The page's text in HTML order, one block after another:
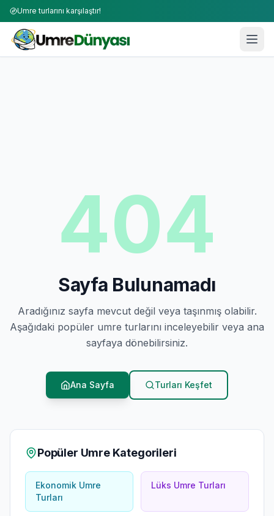
Umre turlarını karşılaştır!
404
Sayfa Bulunamadı
Aradığınız sayfa mevcut değil veya taşınmış olabilir.
Aşağıdaki popüler umre turlarını inceleyebilir veya ana
sayfaya dönebilirsiniz.
Ana Sayfa Turları Keşfet
Popüler Umre Kategorileri
Ekonomik Umre
Turları
Lüks Umre Turları